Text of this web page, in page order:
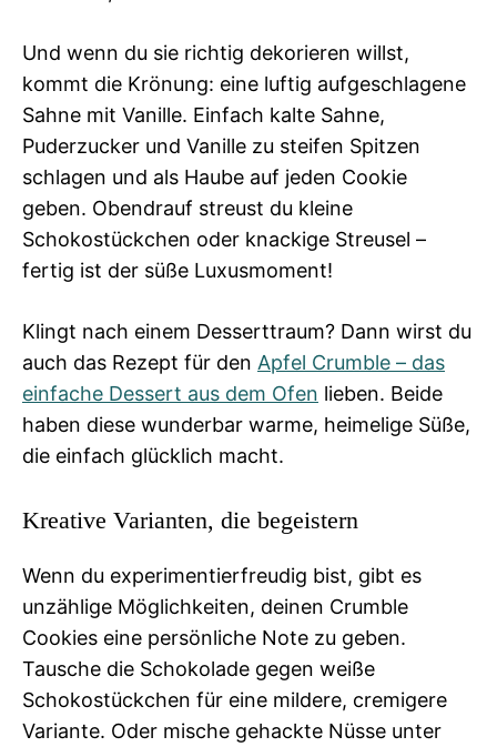
Und wenn du sie richtig dekorieren willst,
kommt die Krönung: eine luftig aufgeschlagene
Sahne mit Vanille. Einfach kalte Sahne,
Puderzucker und Vanille zu steifen Spitzen
schlagen und als Haube auf jeden Cookie
geben. Obendrauf streust du kleine
Schokostückchen oder knackige Streusel –
fertig ist der süße Luxusmoment!
Klingt nach einem Desserttraum? Dann wirst du
auch das Rezept für den Apfel Crumble – das
einfache Dessert aus dem Ofen lieben. Beide
haben diese wunderbar warme, heimelige Süße,
die einfach glücklich macht.
Kreative Varianten, die begeistern
Wenn du experimentierfreudig bist, gibt es
unzählige Möglichkeiten, deinen Crumble
Cookies eine persönliche Note zu geben.
Tausche die Schokolade gegen weiße
Schokostückchen für eine mildere, cremigere
Variante. Oder mische gehackte Nüsse unter